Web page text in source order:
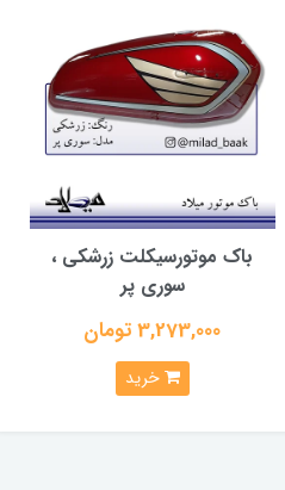
باک موتورسیکلت زرشکی ،
سوری پر
3,273,000 تومان
خرید